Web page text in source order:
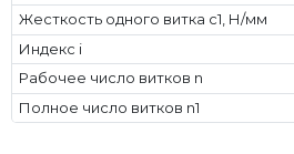
Жесткость одного витка c1, Н/мм
Индекс i
Рабочее число витков n
Полное число витков n1